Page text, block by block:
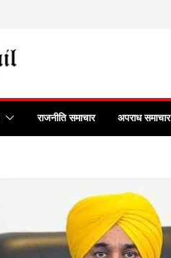
राजनीति समाचार अपराध समाचार